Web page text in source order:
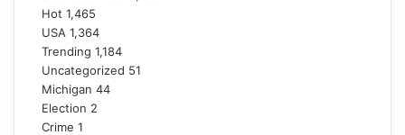
Hot 1,465
USA 1,364
Trending 1,184
Uncategorized 51
Michigan 44
Election 2
Crime 1